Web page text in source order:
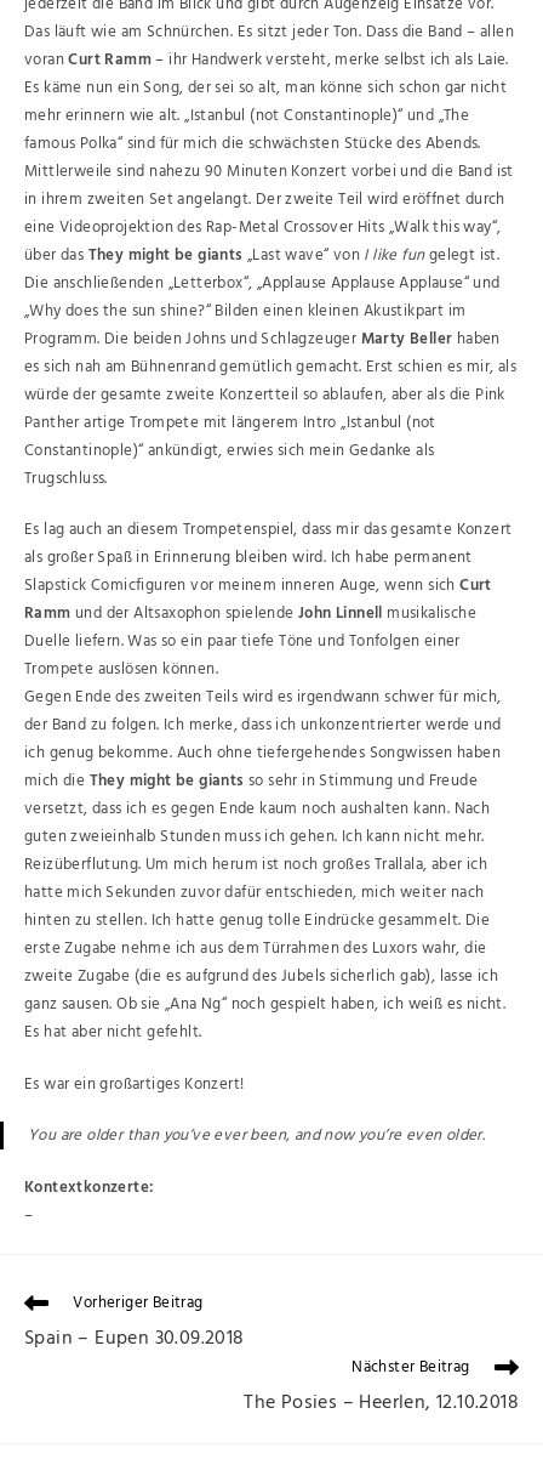
Das läuft wie am Schnürchen. Es sitzt jeder Ton. Dass die Band – allen
voranCurt Ramm– ihr Handwerk versteht, merke selbst ich als Laie.
Es käme nun ein Song, der sei so alt, man könne sich schon gar nicht
mehr erinnern wie alt. „Istanbul (not Constantinople)“ und „The
famous Polka“ sind für mich die schwächsten Stücke des Abends.
Mittlerweile sind nahezu 90 Minuten Konzert vorbei und die Band ist
in ihrem zweiten Set angelangt. Der zweite Teil wird eröffnet durch
eine Videoprojektion des Rap-Metal Crossover Hits „Walk this way“,
über dasThey might be giants „Last wave“ vonI like fungelegt ist.
Die anschließenden „Letterbox“, „Applause Applause Applause“ und
„Why does the sun shine?“ Bilden einen kleinen Akustikpart im
Programm. Die beiden Johns und SchlagzeugerMarty Beller haben
es sich nah am Bühnenrand gemütlich gemacht. Erst schien es mir, als
würde der gesamte zweite Konzertteil so ablaufen, aber als die Pink
Panther artige Trompete mit längerem Intro „Istanbul (not
Constantinople)“ ankündigt, erwies sich mein Gedanke als
Trugschluss.
Es lag auch an diesem Trompetenspiel, dass mir das gesamte Konzert
als großer Spaß in Erinnerung bleiben wird. Ich habe permanent
Slapstick Comicfiguren vor meinem inneren Auge, wenn sichCurt
Ramm und der Altsaxophon spielendeJohn Linnell musikalische
Duelle liefern. Was so ein paar tiefe Töne und Tonfolgen einer
Trompete auslösen können.
Gegen Ende des zweiten Teils wird es irgendwann schwer für mich,
der Band zu folgen. Ich merke, dass ich unkonzentrierter werde und
ich genug bekomme. Auch ohne tiefergehendes Songwissen haben
mich dieThey might be giants so sehr in Stimmung und Freude
versetzt, dass ich es gegen Ende kaum noch aushalten kann. Nach
guten zweieinhalb Stunden muss ich gehen. Ich kann nicht mehr.
Reizüberflutung. Um mich herum ist noch großes Trallala, aber ich
hatte mich Sekunden zuvor dafür entschieden, mich weiter nach
hinten zu stellen. Ich hatte genug tolle Eindrücke gesammelt. Die
erste Zugabe nehme ich aus dem Türrahmen des Luxors wahr, die
zweite Zugabe (die es aufgrund des Jubels sicherlich gab), lasse ich
ganz sausen. Ob sie „Ana Ng“ noch gespielt haben, ich weiß es nicht.
Es hat aber nicht gefehlt.
Es war ein großartiges Konzert!
You are older than you’ve ever been, and now you’re even older.
Kontextkonzerte:
–
Vorheriger Beitrag
Spain – Eupen 30.09.2018
Nächster Beitrag
The Posies – Heerlen, 12.10.2018